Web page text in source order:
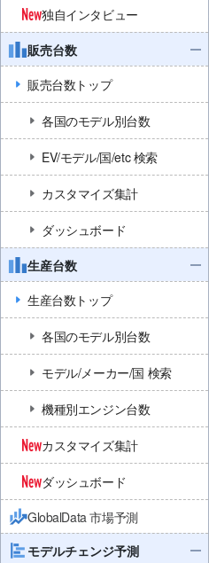
独自インタビュー
販売台数
販売台数トップ
各国のモデル別台数
EV/モデル/国/etc 検索
カスタマイズ集計
ダッシュボード
生産台数
生産台数トップ
各国のモデル別台数
モデル/メーカー/国 検索
機種別エンジン台数
カスタマイズ集計
ダッシュボード
GlobalData 市場予測
モデルチェンジ予測